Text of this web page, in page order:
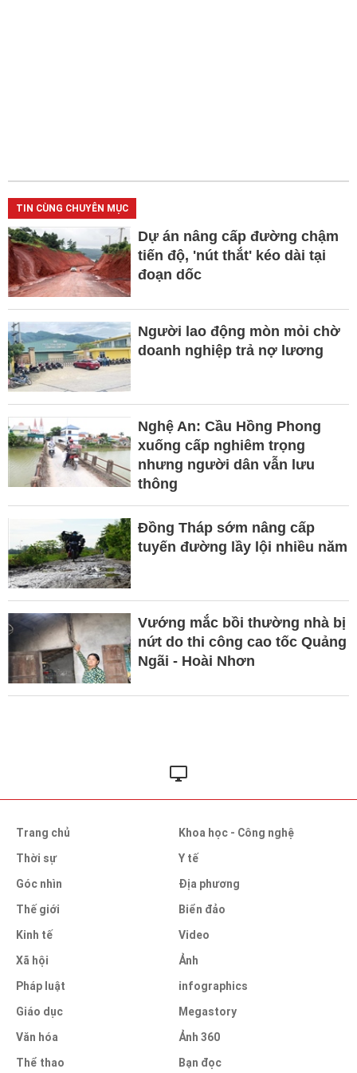
TIN CÙNG CHUYÊN MỤC
Dự án nâng cấp đường chậm
tiến độ, 'nút thắt' kéo dài tại
đoạn dốc
Người lao động mòn mỏi chờ
doanh nghiệp trả nợ lương
Nghệ An: Cầu Hồng Phong
xuống cấp nghiêm trọng
nhưng người dân vẫn lưu
thông
Đồng Tháp sớm nâng cấp
tuyến đường lầy lội nhiều năm
Vướng mắc bồi thường nhà bị
nứt do thi công cao tốc Quảng
Ngãi - Hoài Nhơn
Trang chủ
Thời sự
Góc nhìn
Thế giới
Kinh tế
Xã hội
Pháp luật
Giáo dục
Văn hóa
Thể thao
Khoa học - Công nghệ
Y tế
Địa phương
Biển đảo
Video
Ảnh
infographics
Megastory
Ảnh 360
Bạn đọc